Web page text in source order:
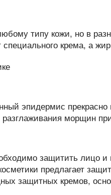
типу кожи, но в
специального крема, а
эпидермис
морщин
защитить лицо
предлагает
защитных кремов,